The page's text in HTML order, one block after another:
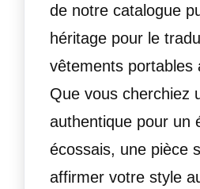
de notre catalogue
héritage pour le
vêtements portables
Que vous cherchiez
authentique pour un
écossais, une pièce
affirmer votre style